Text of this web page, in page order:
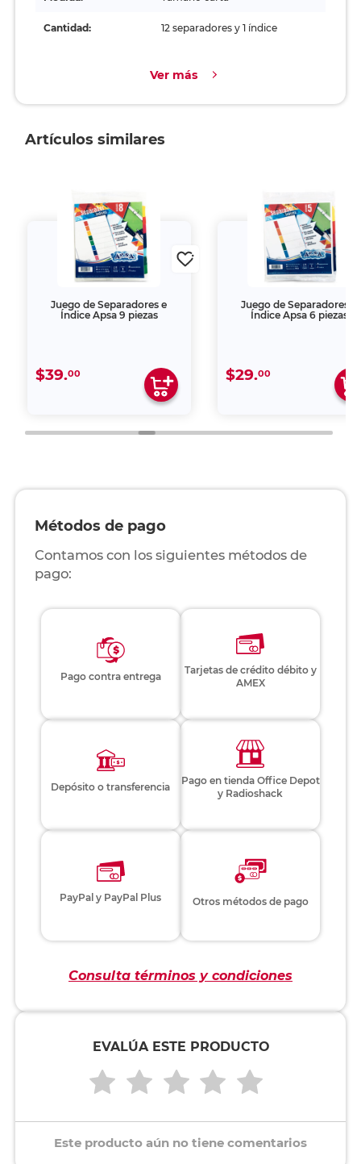
Cantidad: 12 separadores y 1 índice
Ver más
Artículos similares
Juego de Separadores e
Índice Apsa 9 piezas
$39.00
Juego de Separadores e
Índice Apsa 6 piezas
$29.00
Métodos de pago
Contamos con los siguientes métodos de
pago:
Pago contra entrega
Tarjetas de crédito débito y
AMEX
Depósito o transferencia
Pago en tienda Office Depot
y Radioshack
PayPal y PayPal Plus Otros métodos de pago
Consulta términos y condiciones
EVALÚA ESTE PRODUCTO
Este producto aún no tiene comentarios